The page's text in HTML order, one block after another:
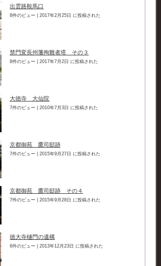
出雲路鞍馬口
8件のビュー 2017年2月25日 に投稿された
禁門変長州藩殉難者塔 その３
8件のビュー 2017年7月2日 に投稿された
大徳寺 大仙院
7件のビュー 2010年7月3日 に投稿された
京都御苑 鷹司邸跡
7件のビュー 2015年9月27日 に投稿された
京都御苑 鷹司邸跡 その４
7件のビュー 2015年9月28日 に投稿された
徳大寺樋門の遺構
6件のビュー 2013年12月23日 に投稿された